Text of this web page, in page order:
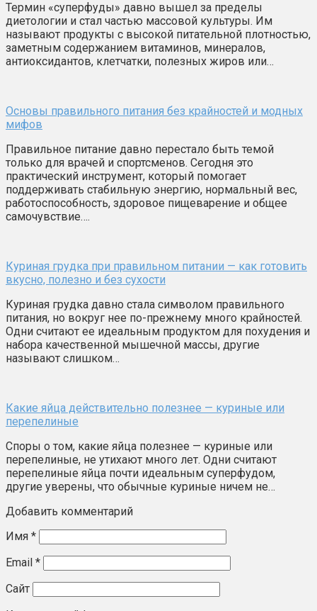
Термин «суперфуды» давно вышел за пределы
диетологии и стал частью массовой культуры. Им
называют продукты с высокой питательной плотностью,
заметным содержанием витаминов, минералов,
антиоксидантов, клетчатки, полезных жиров или…
Основы правильного питания без крайностей и модных
мифов
Правильное питание давно перестало быть темой
только для врачей и спортсменов. Сегодня это
практический инструмент, который помогает
поддерживать стабильную энергию, нормальный вес,
работоспособность, здоровое пищеварение и общее
самочувствие….
Куриная грудка при правильном питании — как готовить
вкусно, полезно и без сухости
Куриная грудка давно стала символом правильного
питания, но вокруг нее по-прежнему много крайностей.
Одни считают ее идеальным продуктом для похудения и
набора качественной мышечной массы, другие
называют слишком…
Какие яйца действительно полезнее — куриные или
перепелиные
Споры о том, какие яйца полезнее — куриные или
перепелиные, не утихают много лет. Одни считают
перепелиные яйца почти идеальным суперфудом,
другие уверены, что обычные куриные ничем не…
Добавить комментарий
Имя *
Email *
Сайт